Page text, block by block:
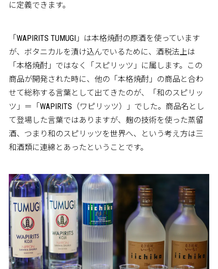
に定義できます。
「WAPIRITS TUMUGI」は本格焼酎の原酒を使っています
が、ボタニカルを漬け込んでいるために、酒税法上は
「本格焼酎」ではなく「スピリッツ」に属します。この
商品が開発された時に、他の「本格焼酎」の商品と合わ
せて総称する言葉として出てきたのが、「和のスピリッ
ツ」＝「WAPIRITS（ワピリッツ）」でした。商品名とし
て登場した言葉ではありますが、麹の技術を使った蒸留
酒、つまり和のスピリッツを世界へ、という考え方は三
和酒類に連綿とあったということです。